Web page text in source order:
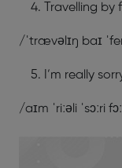
Travelling
/ˈtrævəlɪŋ baɪ
I’m really
/aɪm ˈriːəli ˈsɔːri